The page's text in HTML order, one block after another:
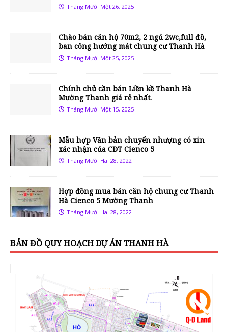
Tháng Mười Một 26, 2025
Chào bán căn hộ 70m2, 2 ngủ 2wc,full đồ,
ban công hướng mát chung cư Thanh Hà
Tháng Mười Một 25, 2025
Chính chủ cần bán Liền kề Thanh Hà
Mường Thanh giá rẻ nhất.
Tháng Mười Một 15, 2025
Mẫu hợp Văn bản chuyển nhượng có xin
xác nhận của CĐT Cienco 5
Tháng Mười Hai 28, 2022
Hợp đồng mua bán căn hộ chung cư Thanh
Hà Cienco 5 Mường Thanh
Tháng Mười Hai 28, 2022
BẢN ĐỒ QUY HOẠCH DỰ ÁN THANH HÀ